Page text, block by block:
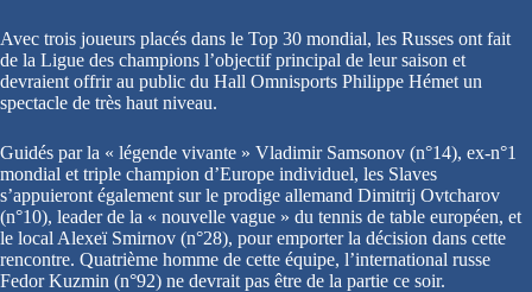
Avec trois joueurs placés dans le Top 30 mondial, les Russes ont fait
de la Ligue des champions l’objectif principal de leur saison et
devraient offrir au public du Hall Omnisports Philippe Hémet un
spectacle de très haut niveau.
Guidés par la « légende vivante » Vladimir Samsonov (n°14), ex-n°1
mondial et triple champion d’Europe individuel, les Slaves
s’appuieront également sur le prodige allemand Dimitrij Ovtcharov
(n°10), leader de la « nouvelle vague » du tennis de table européen, et
le local Alexeï Smirnov (n°28), pour emporter la décision dans cette
rencontre. Quatrième homme de cette équipe, l’international russe
Fedor Kuzmin (n°92) ne devrait pas être de la partie ce soir.